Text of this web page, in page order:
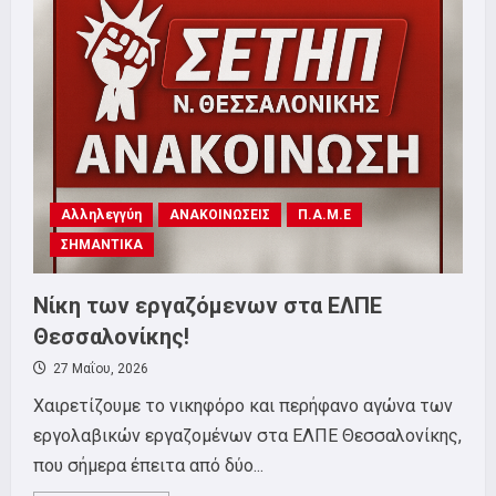
ΤΡΙΤΗ
9
ΙΟΥΝΙΟΥ
Αλληλεγγύη ΑΝΑΚΟΙΝΩΣΕΙΣ
Π.Α.Μ.Ε
ΣΗΜΑΝΤΙΚΑ
Νίκη των εργαζόμενων στα ΕΛΠΕ
Θεσσαλονίκης!
27 Μαΐου, 2026
Χαιρετίζουμε το νικηφόρο και περήφανο αγώνα των
εργολαβικών εργαζομένων στα ΕΛΠΕ Θεσσαλονίκης,
που σήμερα έπειτα από δύο...